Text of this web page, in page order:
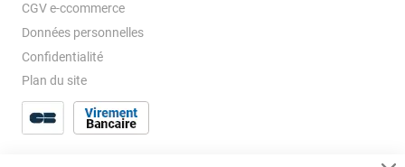
CGV e-ccommerce
Données personnelles
Confidentialité
Plan du site